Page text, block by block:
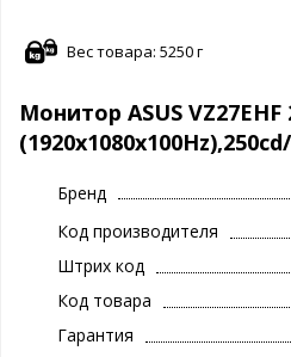
Вес товара: 5250 г
Монитор ASUS VZ27EHF
Бренд
Код производителя
Штрих код
Код товара
Гарантия